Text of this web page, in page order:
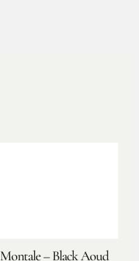
Montale – Black Aoud